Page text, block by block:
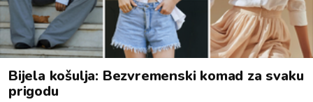
Bijela košulja: Bezvremenski komad za svaku
prigodu